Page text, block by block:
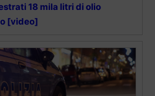
18 mila litri di olio
[video]